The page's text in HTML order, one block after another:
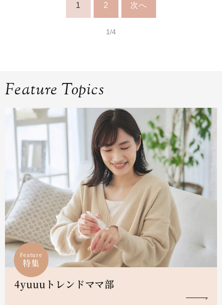
1 2 次へ
1/4
Feature Topics
Feature
特集
4yuuuトレンドママ部